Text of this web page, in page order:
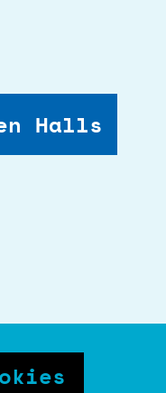
Halls
en